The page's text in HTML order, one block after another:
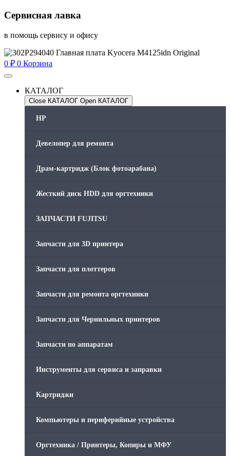
Сервисная лавка
в помощь сервису и офису
0 ₽ 0 Корзина
КАТАЛОГ
Close КАТАЛОГ Open КАТАЛОГ
HP
Девелопер для ремонта
Драм-картридж (Блок фотоарабана)
Жесткий диск HDD для оргтехники
ЗАПЧАСТИ FUJITSU
Запчасти для 3D принтера
Запчасти для плоттеров
Запчасти для ремонта оргтехники
Запчасти для Чернильных принтеров
Запчасти по аппаратам
Инструменты для сервиса и заправки
Картриджи
Компьютеры и периферийные устройства
Оргтехника / Принтеры, Копиры и МФУ